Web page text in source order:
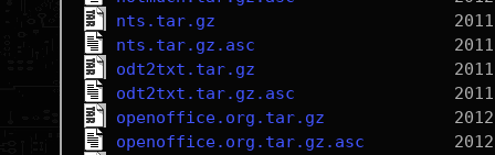
nts.tar.gz
nts.tar.gz.asc
odt2txt.tar.gz
odt2txt.tar.gz.asc
openoffice.org.tar.gz
openoffice.org.tar.gz.asc